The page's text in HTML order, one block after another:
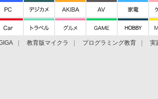
教育版マイクラ プログラミング教育 実